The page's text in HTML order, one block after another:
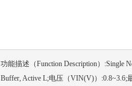
功能描述（Function Description）:Single
Buffer, Active L;电压（VIN(V)）:0.8~3.6;